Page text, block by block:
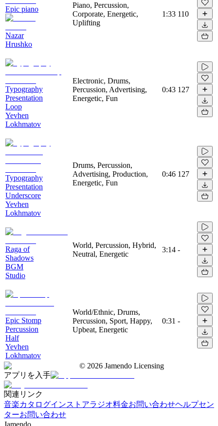
Epic piano
Nazar
Hrushko
Piano, Percussion,
Corporate, Energetic,
Uplifting
1:33 110
Typography
Presentation
Loop
Yevhen
Lokhmatov
Electronic, Drums,
Percussion, Advertising,
Energetic, Fun
0:43 127
Typography
Presentation
Underscore
Yevhen
Lokhmatov
Drums, Percussion,
Advertising, Production,
Energetic, Fun
0:46 127
Raga of
Shadows
BGM
Studio
World, Percussion, Hybrid,
Neutral, Energetic
3:14 -
Epic Stomp
Percussion
Half
Yevhen
Lokhmatov
World/Ethnic, Drums,
Percussion, Sport, Happy,
Upbeat, Energetic
0:31 -
© 2026 Jamendo Licensing
アプリを入手
関連リンク
音楽カタログインストアラジオ料金お問い合わせヘルプセン
ターお問い合わせ
Jamendo